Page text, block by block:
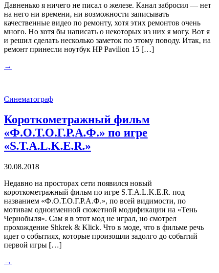
Давненько я ничего не писал о железе. Канал забросил — нет
на него ни времени, ни возможности записывать
качественные видео по ремонту, хотя этих ремонтов очень
много. Но хотя бы написать о некоторых из них я могу. Вот я
и решил сделать несколько заметок по этому поводу. Итак, на
ремонт принесли ноутбук HP Pavilion 15 […]
→
Синематограф
Короткометражный фильм
«Ф.О.Т.О.Г.Р.А.Ф.» по игре
«S.T.A.L.K.E.R.»
30.08.2018
Недавно на просторах сети появился новый
короткометражный фильм по игре S.T.A.L.K.E.R. под
названием «Ф.О.Т.О.Г.Р.А.Ф.», по всей видимости, по
мотивам одноименной сюжетной модификации на «Тень
Чернобыля». Сам я в этот мод не играл, но смотрел
прохождение Shkrek & Klick. Что в моде, что в фильме речь
идет о событиях, которые произошли задолго до событий
первой игры […]
→